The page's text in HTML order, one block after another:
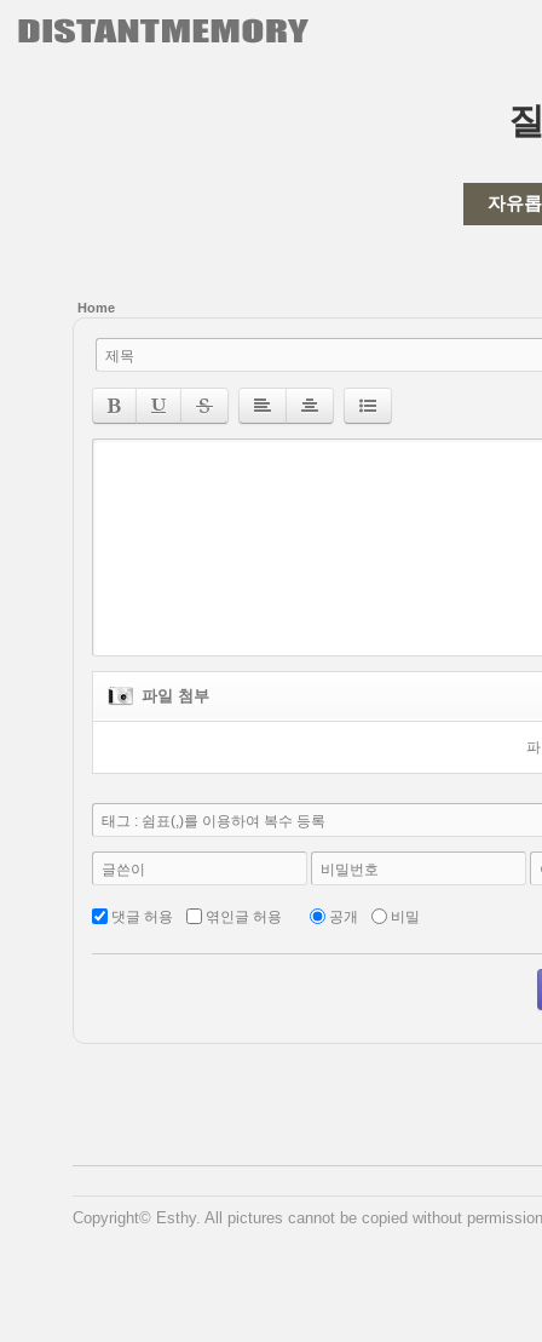
본문으로 바로가기
자유
Home
제목
파일 첨부
태그 : 쉼표(,)를 이용하여 복수 등록
글쓴이 비밀번호
댓글 허용 엮인글 허용 공개 비밀
Copyright© Esthy. All pictures cannot be copied without